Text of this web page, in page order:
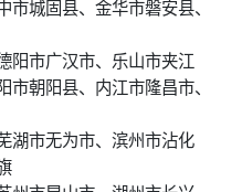
城固县、金华市磐安县、
阳市广汉市、乐山市夹江
朝阳县、内江市隆昌市、
湖市无为市、滨州市沾化